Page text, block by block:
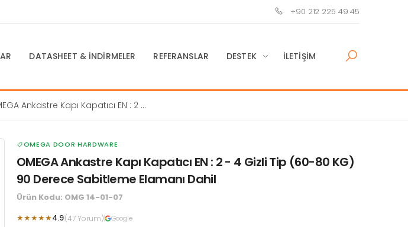
+90 212 225 49 45
DATASHEET & İNDIRMELER REFERANSLAR DESTEK İLETIŞIM
Ankastre Kapı Kapatıcı EN : 2 -
OMEGA DOOR HARDWARE
OMEGA Ankastre Kapı Kapatıcı EN : 2 - 4 Gizli Tip (60-80 KG)
90 Derece Sabitleme Elamanı Dahil
Ürün Kodu: OMG 14-01-07
★★★★★4.9(47 Yorum) Google